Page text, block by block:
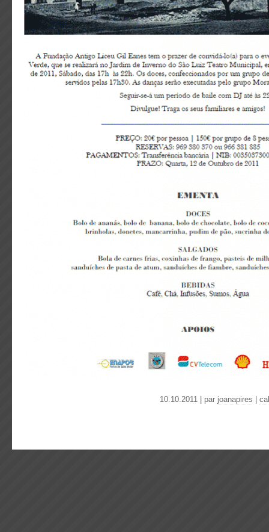
10.10.2011 | par joanapires